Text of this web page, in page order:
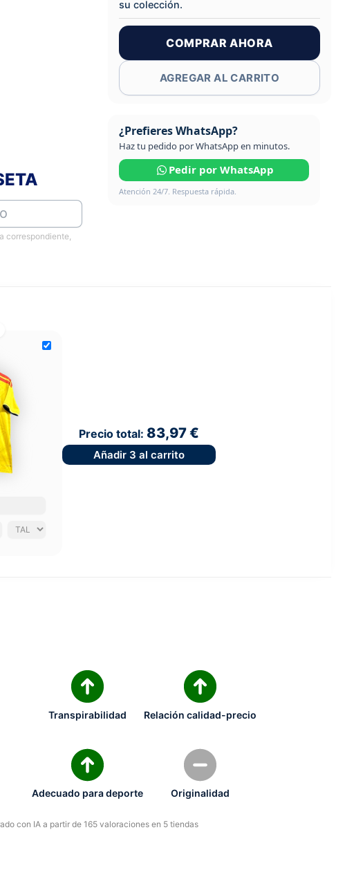
correspondiente,
su colección.
COMPRAR AHORA
AGREGAR AL CARRITO
¿Prefieres WhatsApp?
Haz tu pedido por WhatsApp en minutos.
Pedir por WhatsApp
Atención 24/7. Respuesta rápida.
Precio total: 83,97 €
Añadir 3 al carrito
Transpirabilidad Relación calidad-precio
Adecuado para deporte Originalidad
con IA a partir de 165 valoraciones en 5 tiendas